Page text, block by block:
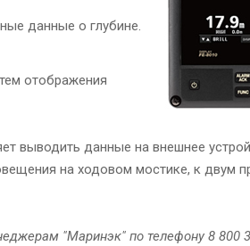
данные о глубине.
отображения
выводить данные на внешнее
на ходовом мостике, к двум
"Маринэк" по телефону 8 800